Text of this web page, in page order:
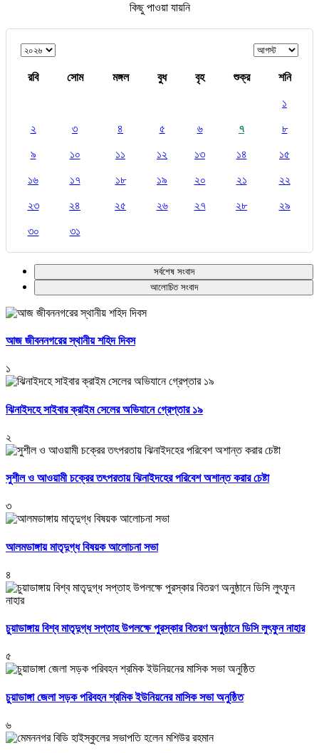
কিছু পাওয়া যায়নি
রবি সোম মঙ্গল বুধ বৃহ শুক্র শনি
১
২ ৩ ৪ ৫ ৬ ৭ ৮
৯ ১০ ১১ ১২ ১৩ ১৪ ১৫
১৬ ১৭ ১৮ ১৯ ২০ ২১ ২২
২৩ ২৪ ২৫ ২৬ ২৭ ২৮ ২৯
৩০ ৩১
সর্বশেষ সংবাদ
আলোচিত সংবাদ
আজ জীবননগরের স্থানীয় শহিদ দিবস
১
ঝিনাইদহে সাইবার ক্রাইম সেলের অভিযানে গ্রেপ্তার ১৯
২
সুশীল ও আওয়ামী চক্রের তৎপরতায় ঝিনাইদহের পরিবেশ অশান্ত করার চেষ্টা
৩
আলমডাঙ্গায় মাতৃদুগ্ধ বিষয়ক আলোচনা সভা
৪
চুয়াডাঙ্গায় বিশ্ব মাতৃদুগ্ধ সপ্তাহ উপলক্ষে পুরস্কার বিতরণ অনুষ্ঠানে ডিসি লুৎফুন নাহার
৫
চুয়াডাঙ্গা জেলা সড়ক পরিবহন শ্রমিক ইউনিয়নের মাসিক সভা অনুষ্ঠিত
৬